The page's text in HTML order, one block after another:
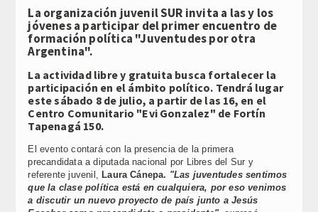
La organización juvenil SUR invita a las y los
jóvenes a participar del primer encuentro de
formación política "Juventudes por otra
Argentina".
La actividad libre y gratuita busca fortalecer la
participación en el ámbito político. Tendrá lugar
este sábado 8 de julio, a partir de las 16, en el
Centro Comunitario "Evi Gonzalez" de Fortín
Tapenagá 150.
El evento contará con la presencia de la primera
precandidata a diputada nacional por Libres del Sur y
referente juvenil, Laura Cánepa. "Las juventudes sentimos
que la clase política está en cualquiera, por eso venimos
a discutir un nuevo proyecto de país junto a Jesús